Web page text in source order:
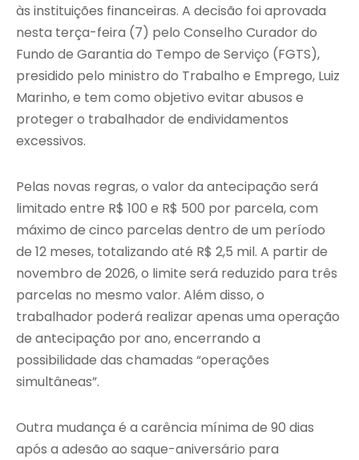
às instituições financeiras. A decisão foi aprovada
nesta terça-feira (7) pelo Conselho Curador do
Fundo de Garantia do Tempo de Serviço (FGTS),
presidido pelo ministro do Trabalho e Emprego, Luiz
Marinho, e tem como objetivo evitar abusos e
proteger o trabalhador de endividamentos
excessivos.
Pelas novas regras, o valor da antecipação será
limitado entre R$ 100 e R$ 500 por parcela, com
máximo de cinco parcelas dentro de um período
de 12 meses, totalizando até R$ 2,5 mil. A partir de
novembro de 2026, o limite será reduzido para três
parcelas no mesmo valor. Além disso, o
trabalhador poderá realizar apenas uma operação
de antecipação por ano, encerrando a
possibilidade das chamadas “operações
simultâneas”.
Outra mudança é a carência mínima de 90 dias
após a adesão ao saque-aniversário para